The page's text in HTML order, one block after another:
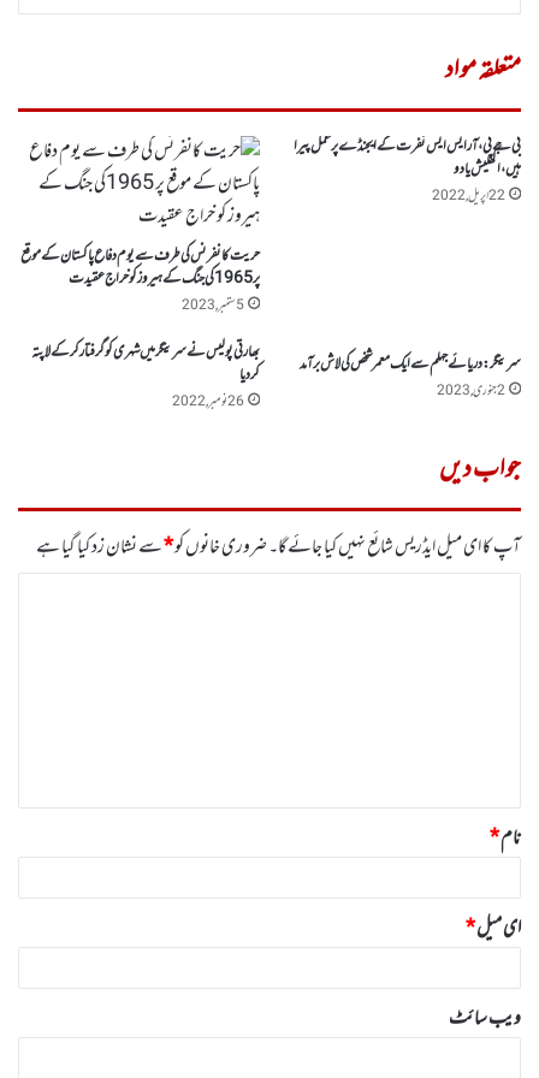
متعلقہ مواد
بی جے پی، آر ایس ایس نفرت کے ایجنڈے پر عمل پیرا
ہیں، اکھلیش یادو
22 اپریل, 2022
حریت کانفرنس کی طرف سے یوم دفاع پاکستان کے موقع
پر 1965کی جنگ کے ہیروز کو خراج عقیدت
5 ستمبر, 2023
سرینگر:دریائے جہلم سے ایک معمر شخص کی لاش برآمد
2 جنوری, 2023
بھارتی پولیس نے سرینگر میں شہری کو گرفتارکرکے لاپتہ
کردیا
26 نومبر, 2022
جواب دیں
آپ کا ای میل ایڈریس شائع نہیں کیا جائے گا۔ضروری خانوں کو*سے نشان زد کیا گیا ہے
نام*
ای میل*
ویب‌ سائٹ